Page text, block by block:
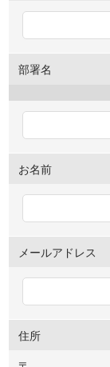
部署名
お名前
メールアドレス
住所